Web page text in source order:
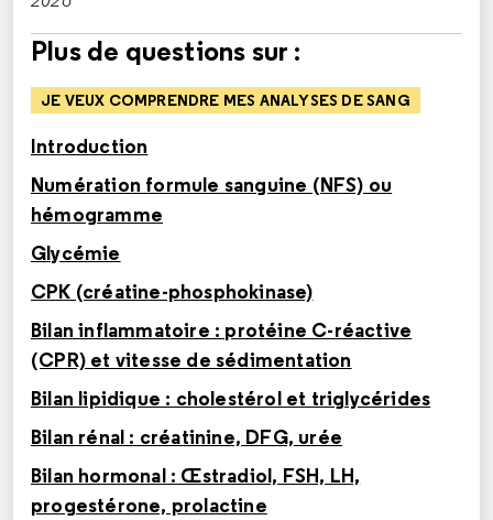
Plus de questions sur :
JE VEUX COMPRENDRE MES ANALYSES DE SANG
Introduction
Numération formule sanguine (NFS) ou
hémogramme
Glycémie
CPK (créatine-phosphokinase)
Bilan inflammatoire : protéine C-réactive
(CPR) et vitesse de sédimentation
Bilan lipidique : cholestérol et triglycérides
Bilan rénal : créatinine, DFG, urée
Bilan hormonal : Œstradiol, FSH, LH,
progestérone, prolactine